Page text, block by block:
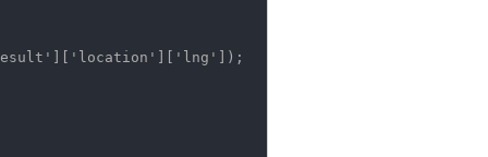
'location' 'lng' ]);